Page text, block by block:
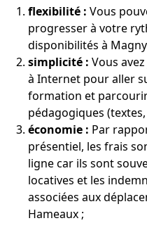
flexibilité : Vous
progresser à votre
disponibilités à
simplicité : Vous
à Internet pour aller
formation et
pédagogiques
économie : Par
présentiel, les frais
ligne car ils sont
locatives et les
associées aux
Hameaux ;